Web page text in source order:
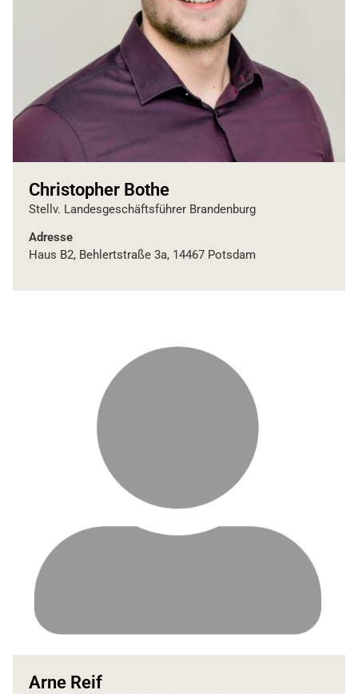
Christopher Bothe
Stellv. Landesgeschäftsführer Brandenburg
Adresse
Haus B2, Behlertstraße 3a, 14467 Potsdam
Arne Reif